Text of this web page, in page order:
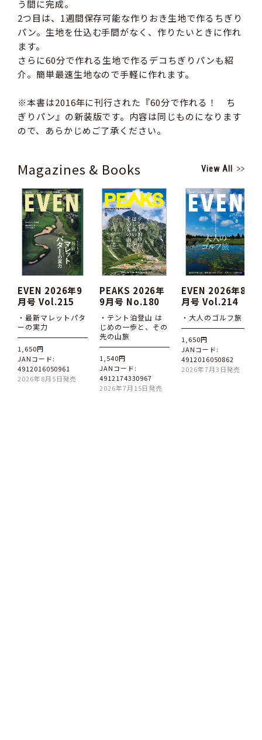
う間に完成。
2つ目は、1週間保存可能な作りおき生地で作るちぎり
パン。生地を仕込む手間がなく、作りたいときに作れ
ます。
さらに60分で作れる生地で作るデコちぎりパンも紹
介。簡単最速生地なので手軽に作れます。
※本書は2016年に刊行された『60分で作れる！ ち
ぎりパン』の新装版です。内容は同じものになります
ので、あらかじめご了承ください。
Magazines & Books View All
EVEN 2026年9
月号 Vol.215
・最新マレットパタ
ーの実力
1,650円
JANコード:
4912016050961
2026年8月5日発売
PEAKS 2026年
9月号 No.180
・テント泊登山 は
じめの一歩と、その
先の山旅
1,540円
JANコード:
4912174330967
2026年7月15日発売
EVEN 2026年8
月号 Vol.214
・大人のゴルフ旅
1,650円
JANコード:
4912016050862
2026年7月3日発売